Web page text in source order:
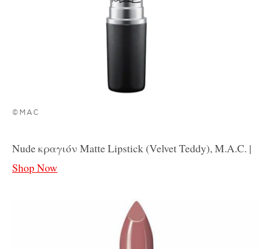
©MAC
Nude κραγιόν Matte Lipstick (Velvet Teddy), M.A.C. |
Shop Now